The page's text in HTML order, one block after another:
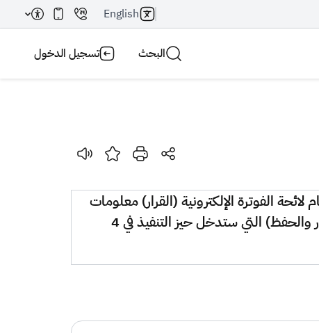
English
البحث تسجيل الدخول
الفوترة الإلكترونية (القرار) معلومات
مفصّلة عن المتطلبات والمعايير اللازمة لضمان الامتثال الكامل لـكلّ من متطلبات المرحلة الأولى (الإصدار والحفظ) التي ستدخل حيز التنفيذ في 4